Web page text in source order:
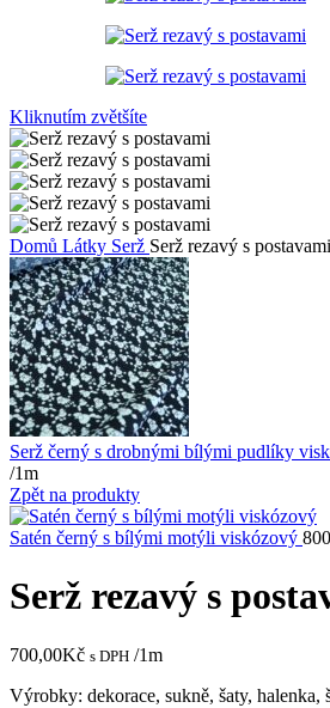
Kliknutím zvětšíte
Domů Látky Serž Serž rezavý s postavami
Serž černý s drobnými bílými pudlíky
/1m
Zpět na produkty
Satén černý s bílými motýli viskózový
Serž rezavý s
700,00Kč s DPH /1m
Výrobky: dekorace, sukně, šaty, halenka,